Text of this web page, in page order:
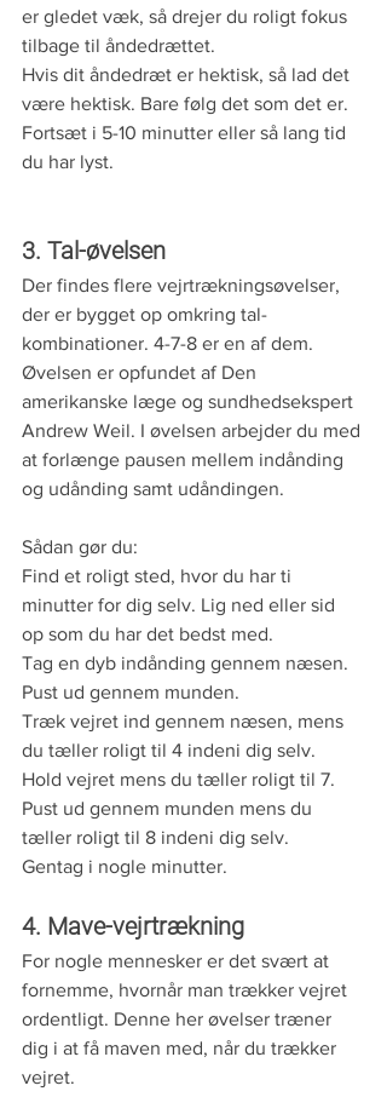
er gledet væk, så drejer du roligt fokus
tilbage til åndedrættet.
Hvis dit åndedræt er hektisk, så lad det
være hektisk. Bare følg det som det er.
Fortsæt i 5-10 minutter eller så lang tid
du har lyst.
3. Tal-øvelsen
Der findes flere vejrtrækningsøvelser,
der er bygget op omkring tal-
kombinationer. 4-7-8 er en af dem.
Øvelsen er opfundet af Den
amerikanske læge og sundhedsekspert
Andrew Weil. I øvelsen arbejder du med
at forlænge pausen mellem indånding
og udånding samt udåndingen.
Sådan gør du:
Find et roligt sted, hvor du har ti
minutter for dig selv. Lig ned eller sid
op som du har det bedst med.
Tag en dyb indånding gennem næsen.
Pust ud gennem munden.
Træk vejret ind gennem næsen, mens
du tæller roligt til 4 indeni dig selv.
Hold vejret mens du tæller roligt til 7.
Pust ud gennem munden mens du
tæller roligt til 8 indeni dig selv.
Gentag i nogle minutter.
4. Mave-vejrtrækning
For nogle mennesker er det svært at
fornemme, hvornår man trækker vejret
ordentligt. Denne her øvelser træner
dig i at få maven med, når du trækker
vejret.